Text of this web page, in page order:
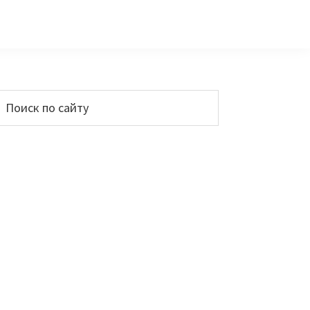
Основной